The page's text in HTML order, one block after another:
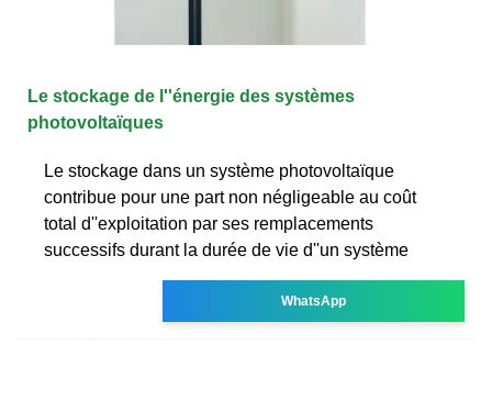
Le stockage de l''énergie des systèmes
photovoltaïques
Le stockage dans un système photovoltaïque
contribue pour une part non négligeable au coût
total d''exploitation par ses remplacements
successifs durant la durée de vie d''un système
WhatsApp